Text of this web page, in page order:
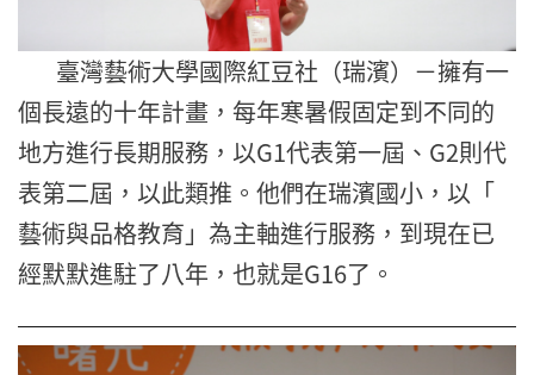
臺灣藝術大學國際紅豆社（瑞濱）－擁有一
個長遠的十年計畫， 每年寒暑假固定到不同的
地方進行長期服務，以G1代表第一屆、G2則代
表第二屆，以此類推。他們在瑞濱國小，以「
藝術與品格教育」為主軸進行服務，到現在已
經默默進駐了八年， 也就是G16了。